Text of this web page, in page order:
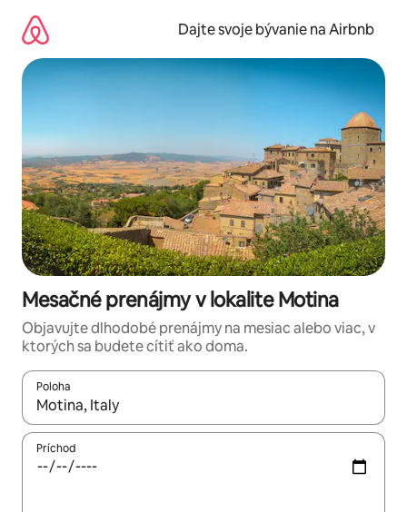
obsah.
Dajte svoje bývanie na Airbnb
Mesačné prenájmy v lokalite Motina
Objavujte dlhodobé prenájmy na mesiac alebo viac, v
ktorých sa budete cítiť ako doma.
Poloha
Keď budú výsledky k dispozícii, môžete si ich prechádzať
Príchod